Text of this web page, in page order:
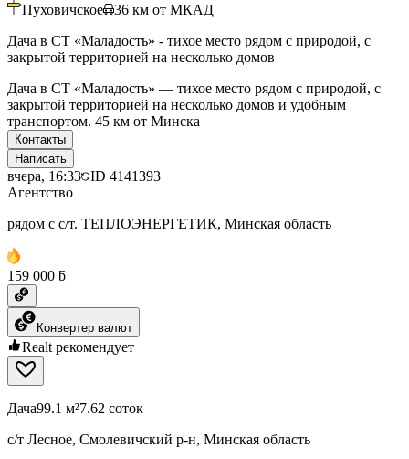
Пуховичское 36 км от МКАД
Дача в СТ «Маладость» - тихое место рядом с природой, с
закрытой территорией на несколько домов
Дача в СТ «Маладость» — тихое место рядом с природой, с
закрытой территорией на несколько домов и удобным
транспортом. 45 км от Минска
Контакты
Написать
вчера, 16:33 ID 4141393
Агентство
рядом с с/т. ТЕПЛОЭНЕРГЕТИК, Минская область
159 000 ƃ
Конвертер валют
Realt рекомендует
Дача99.1 м²7.62 соток
с/т Лесное, Смолевичский р-н, Минская область